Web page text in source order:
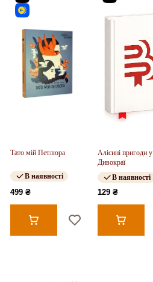
Тато мій Петлюра
В наявності
499 ₴
Алісині пригоди у
Дивокраї
В наявності
129 ₴